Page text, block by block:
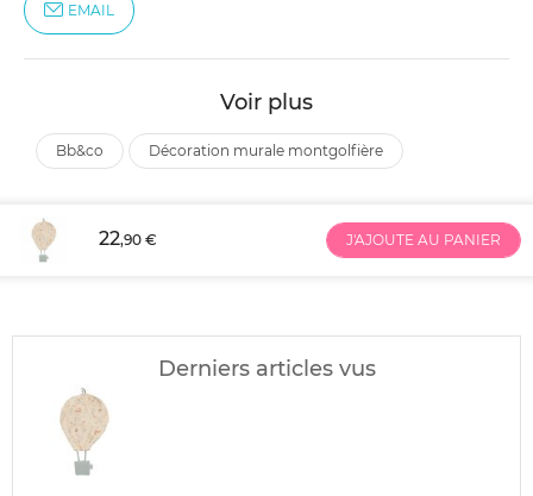
EMAIL
Voir plus
bb&co décoration murale montgolfière
22,90 € J'AJOUTE AU PANIER
Derniers articles vus